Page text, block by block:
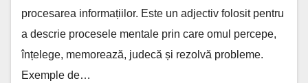
procesarea informațiilor. Este un adjectiv folosit pentru
a descrie procesele mentale prin care omul percepe,
înțelege, memorează, judecă și rezolvă probleme.
Exemple de…